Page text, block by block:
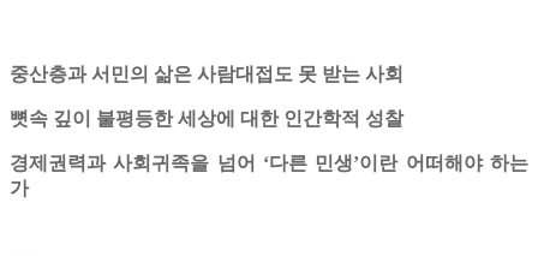
중산층과 서민의 삶은 사람대접도 못 받는 사회
뼛속 깊이 불평등한 세상에 대한 인간학적 성찰
경제권력과 사회귀족을 넘어 ‘다른 민생’이란 어떠해야 하는
가